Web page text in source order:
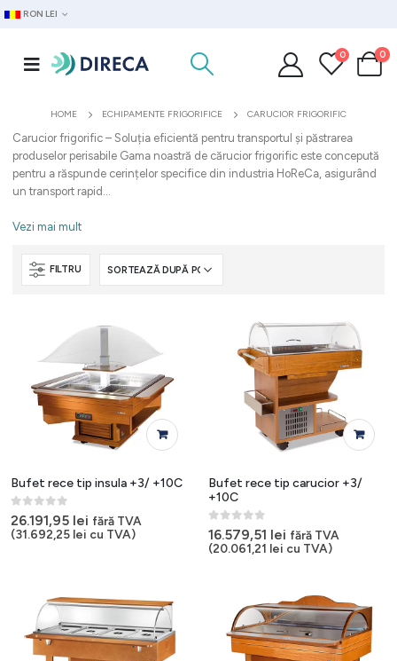
RON LEI
0 0
HOME ECHIPAMENTE FRIGORIFICE CARUCIOR FRIGORIFIC
Carucior frigorific – Soluția eficientă pentru transportul și păstrarea
produselor perisabile Gama noastră de cărucior frigorific este concepută
pentru a răspunde cerințelor specifice din industria HoReCa, asigurând
un transport rapid...
Vezi mai mult
FILTRU
Bufet rece tip insula +3/ +10C
0out of 5
26.191,95 lei fără TVA
(31.692,25 lei cu TVA)
Bufet rece tip carucior +3/
+10C
0out of 5
16.579,51 lei fără TVA
(20.061,21 lei cu TVA)